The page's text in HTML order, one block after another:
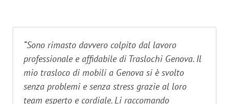
“Sono rimasto davvero colpito dal lavoro
professionale e affidabile di Traslochi Genova. Il
mio trasloco di mobili a Genova si è svolto
senza problemi e senza stress grazie al loro
team esperto e cordiale. Li raccomando